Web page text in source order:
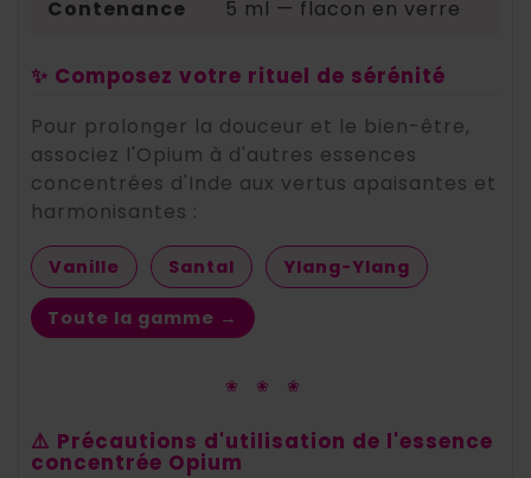
Contenance
5 ml — flacon en verre
✨ Composez votre rituel de sérénité
Pour prolonger la douceur et le bien-être,
associez l'Opium à d'autres essences
concentrées d'Inde aux vertus apaisantes et
harmonisantes :
Vanille Santal Ylang-Ylang
Toute la gamme →
❀ ❀ ❀
⚠️ Précautions d'utilisation de l'essence
concentrée Opium